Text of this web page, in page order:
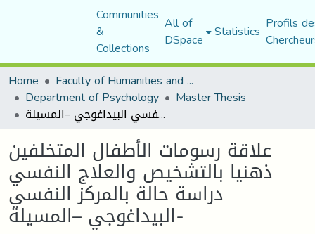
Communities
&
Collections
All of
DSpace Statistics Profils
Home
Faculty of Humanities and Social Sciences
Department of Psychology Master Thesis
علاقة رسومات الأطفال المتخلفين ذهنيا بالتشخيص والعلاج النفسي دراسة حالة بالمركز النفسي البيداغوجي –المسيلة-
علاقة رسومات الأطفال المتخلفين
ذهنيا بالتشخيص والعلاج النفسي
دراسة حالة بالمركز النفسي
البيداغوجي –المسيلة-